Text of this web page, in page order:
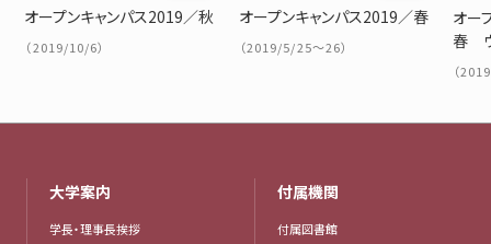
オープンキャンパス2019／秋
（2019/10/6）
オープンキャンパス2019／春
（2019/5/25～26）
オー
春
（
大学案内
学長・理事長挨拶
付属機関
付属図書館